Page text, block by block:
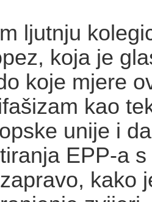
ljutnju
koja je
koje mjere
kao
unije i
EPP-a
kako